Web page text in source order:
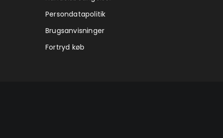
Persondatapolitik
Brugsanvisninger
Fortryd køb